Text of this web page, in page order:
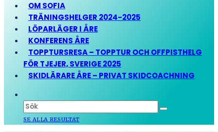
OM SOFIA
TRÄNINGSHELGER 2024-2025
LÖPARLÄGER I ÅRE
KONFERENS ÅRE
TOPPTURSRESA – TOPPTUR OCH OFFPISTHELG
FÖR TJEJER, SVERIGE 2025
SKIDLÄRARE ÅRE – PRIVAT SKIDCOACHNING
SE ALLA RESULTAT